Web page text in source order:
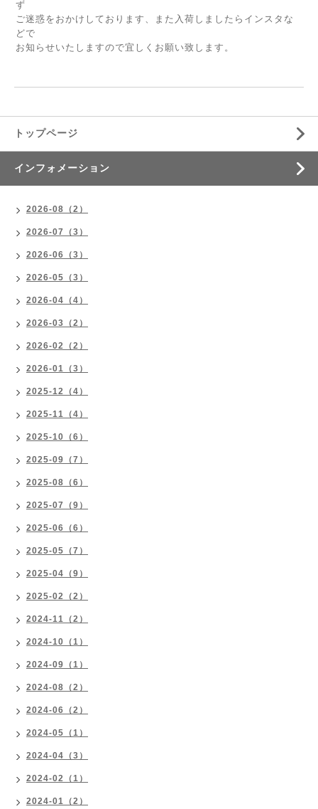
ず
ご迷惑をおかけしております、また入荷しましたらインスタな
どで
お知らせいたしますので宜しくお願い致します。
トップページ
インフォメーション
2026-08（2）
2026-07（3）
2026-06（3）
2026-05（3）
2026-04（4）
2026-03（2）
2026-02（2）
2026-01（3）
2025-12（4）
2025-11（4）
2025-10（6）
2025-09（7）
2025-08（6）
2025-07（9）
2025-06（6）
2025-05（7）
2025-04（9）
2025-02（2）
2024-11（2）
2024-10（1）
2024-09（1）
2024-08（2）
2024-06（2）
2024-05（1）
2024-04（3）
2024-02（1）
2024-01（2）